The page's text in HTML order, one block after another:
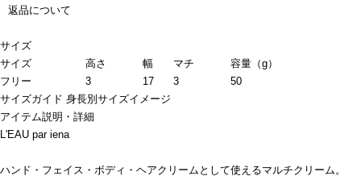
返品について
サイズ
サイズ
高さ 幅 マチ
容量（g）
フリー
3 17 3
50
サイズガイド 身長別サイズイメージ
アイテム説明・詳細
L'EAU par iena
ハンド・フェイス・ボディ・ヘアクリームとして使えるマルチクリーム。